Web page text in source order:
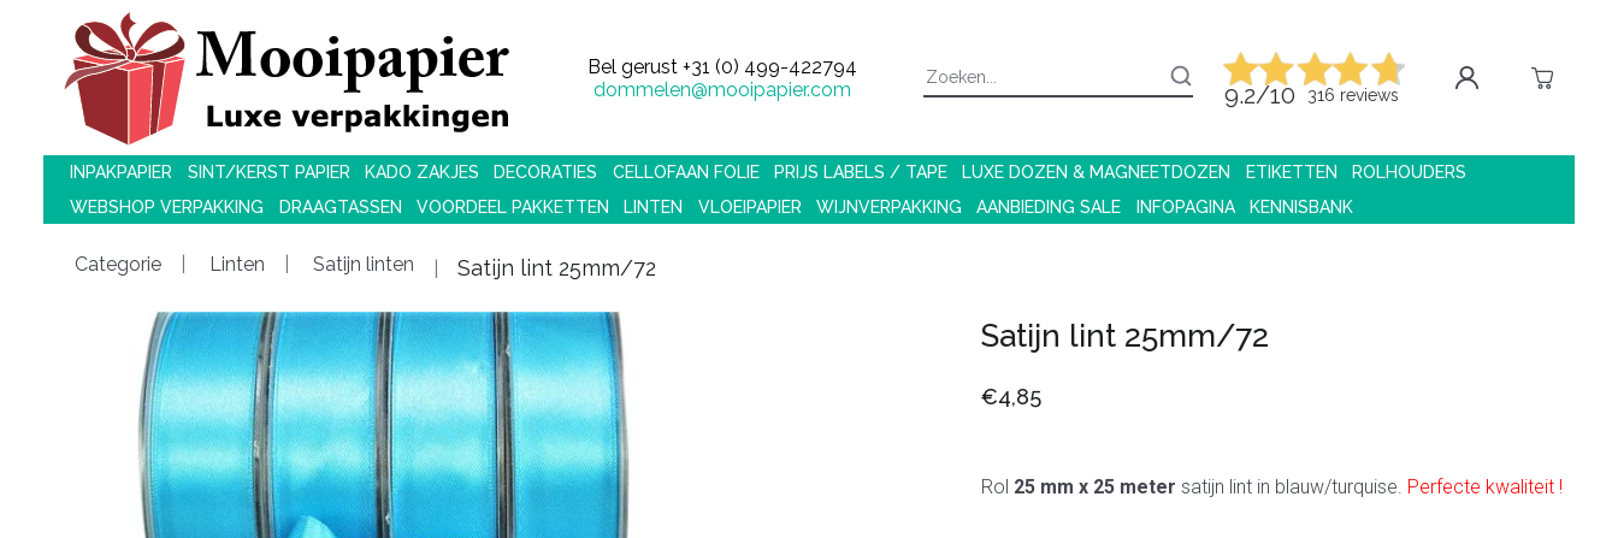
Bel gerust +31 (0) 499-422794
dommelen@mooipapier.com
9.2/10 316 reviews
INPAKPAPIER SINT/KERST PAPIER KADO ZAKJES DECORATIES CELLOFAAN FOLIE PRIJS LABELS / TAPE LUXE DOZEN & MAGNEETDOZEN ETIKETTEN
ROLHOUDERS
WEBSHOP VERPAKKING
DRAAGTASSEN VOORDEEL PAKKETTEN LINTEN VLOEIPAPIER WIJNVERPAKKING AANBIEDING SALE INFOPAGINA KENNISBANK
Categorie Linten Satijn linten Satijn lint 25mm/72
Satijn lint 25mm/72
€4,85
Rol 25 mm x 25 meter satijn lint in blauw/turquise. Perfecte kwaliteit !